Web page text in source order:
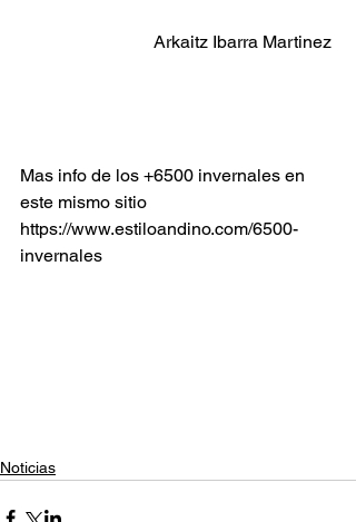
Arkaitz Ibarra Martinez
Mas info de los +6500 invernales en
este mismo sitio
https://www.estiloandino.com/6500-
invernales
Noticias